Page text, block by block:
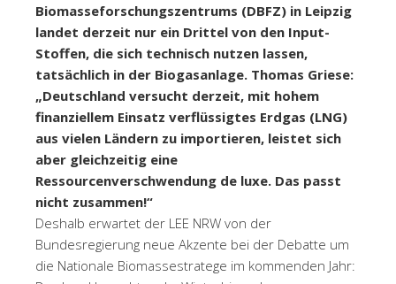
Biomasseforschungszentrums (DBFZ) in Leipzig
landet derzeit nur ein Drittel von den Input-
Stoffen, die sich technisch nutzen lassen,
tatsächlich in der Biogasanlage. Thomas Griese:
„Deutschland versucht derzeit, mit hohem
finanziellem Einsatz verflüssigtes Erdgas (LNG)
aus vielen Ländern zu importieren, leistet sich
aber gleichzeitig eine
Ressourcenverschwendung de luxe. Das passt
nicht zusammen!“
Deshalb erwartet der LEE NRW von der
Bundesregierung neue Akzente bei der Debatte um
die Nationale Biomassestratege im kommenden Jahr: